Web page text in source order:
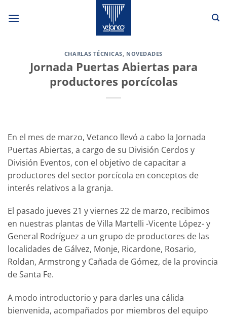
CHARLAS TÉCNICAS, NOVEDADES
Jornada Puertas Abiertas para
productores porcícolas
En el mes de marzo, Vetanco llevó a cabo la Jornada
Puertas Abiertas, a cargo de su División Cerdos y
División Eventos, con el objetivo de capacitar a
productores del sector porcícola en conceptos de
interés relativos a la granja.
El pasado jueves 21 y viernes 22 de marzo, recibimos
en nuestras plantas de Villa Martelli -Vicente López- y
General Rodríguez a un grupo de productores de las
localidades de Gálvez, Monje, Ricardone, Rosario,
Roldan, Armstrong y Cañada de Gómez, de la provincia
de Santa Fe.
A modo introductorio y para darles una cálida
bienvenida, acompañados por miembros del equipo